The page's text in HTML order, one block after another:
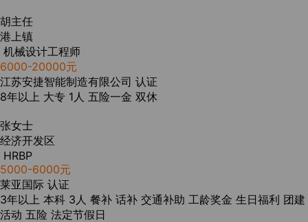
胡主任
港上镇
机械设计工程师
6000-20000元
江苏安捷智能制造有限公司 认证
8年以上 大专 1人 五险一金 双休
张女士
经济开发区
HRBP
5000-6000元
莱亚国际 认证
3年以上 本科 3人 餐补 话补 交通补助 工龄奖金 生日福利 团建
活动 五险 法定节假日